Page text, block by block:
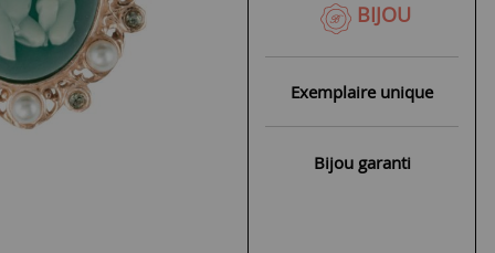
BIJOU
Exemplaire unique
Bijou garanti